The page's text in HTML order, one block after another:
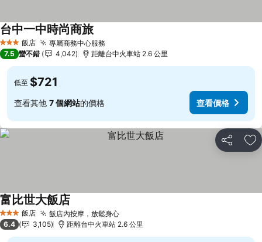
3 星級 飯店 專屬商務中心服務
台中一中時尚商旅查看價格
7.5 蠻不錯 4,042 距離台中火車站 2.6 公里
低至 $721
查看其他 7 個網站的價格 查看價格
分享 加
3 星級 飯店 飯店內按摩，放鬆身心查看價格
富比世大飯店
6.4 3,105 距離台中火車站 2.6 公里